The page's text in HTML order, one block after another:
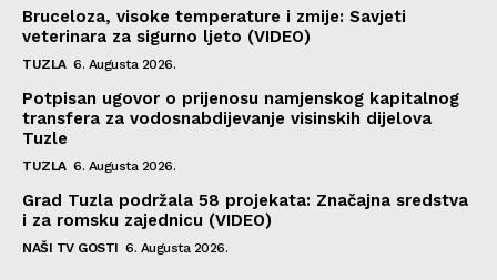
Bruceloza, visoke temperature i zmije: Savjeti
veterinara za sigurno ljeto (VIDEO)
TUZLA 6. Augusta 2026.
Potpisan ugovor o prijenosu namjenskog kapitalnog
transfera za vodosnabdijevanje visinskih dijelova
Tuzle
TUZLA 6. Augusta 2026.
Grad Tuzla podržala 58 projekata: Značajna sredstva
i za romsku zajednicu (VIDEO)
NAŠI TV GOSTI 6. Augusta 2026.